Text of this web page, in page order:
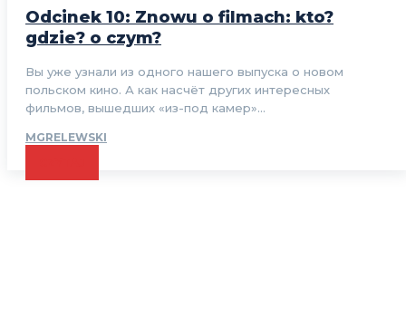
Odcinek 10: Znowu o filmach: kto?
gdzie? o czym?
Вы уже узнали из одного нашего выпуска о новом
польском кино. А как насчёт других интересных
фильмов, вышедших «из-под камер»...
MGRELEWSKI